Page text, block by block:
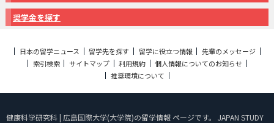
奨学金を探す
日本の留学ニュース 留学先を探す 留学に役立つ情報
先輩のメッセージ
索引検索
サイトマップ 利用規約
個人情報についてのお知らせ
推奨環境について
健康科学研究科 | 広島国際大学(大学院)の留学情報 ページです。 JAPAN STUDY